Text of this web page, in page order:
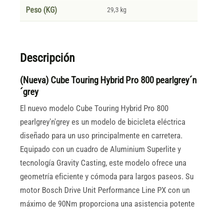
Peso (KG) 29,3 kg
Descripción
(Nueva) Cube Touring Hybrid Pro 800 pearlgrey´n
´grey
El nuevo modelo Cube Touring Hybrid Pro 800
pearlgrey'n'grey es un modelo de bicicleta eléctrica
diseñado para un uso principalmente en carretera.
Equipado con un cuadro de Aluminium Superlite y
tecnología Gravity Casting, este modelo ofrece una
geometría eficiente y cómoda para largos paseos. Su
motor Bosch Drive Unit Performance Line PX con un
máximo de 90Nm proporciona una asistencia potente